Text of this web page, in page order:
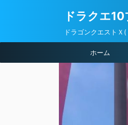
ドラクエ
ドラゴンクエストＸ
ホーム